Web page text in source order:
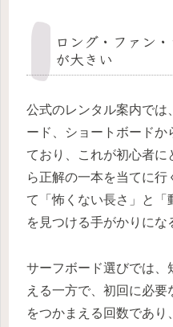
ロング・ファン
が大きい
公式のレンタル案内では
ード、ショートボード
ており、これが初心者
ら正解の一本を当てに行
て「怖くない長さ」と「
を見つける手がかりにな
サーフボード選びでは、
える一方で、初回に必
をつかまえる回数であり